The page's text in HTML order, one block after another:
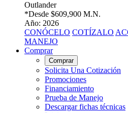
Outlander
*Desde $609,900 M.N.
Año: 2026
CONÓCELO COTÍZALO
MANEJO
Comprar
Comprar
Solicita Una Cotización
Promociones
Financiamiento
Prueba de Manejo
Descargar fichas técnicas